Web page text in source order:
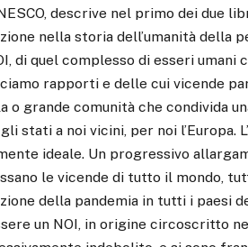
descrive nel primo dei due
nella storia dell’umanità della
di quel complesso di esseri umani
rapporti e delle cui vicende
o grande comunità che condivida
stati a noi vicini, per noi l’Europa.
ideale. Un progressivo
le vicende di tutto il mondo,
della pandemia in tutti i paesi
un NOI, in origine circoscritto